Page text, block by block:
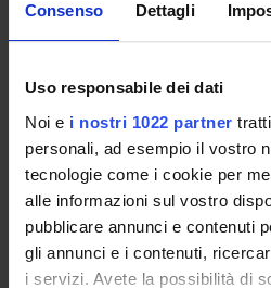
Consenso Dettagli
Uso responsabile dei dati
Noi e i nostri 1022 partner
personali, ad esempio il vostro
tecnologie come i cookie per
alle informazioni sul vostro
pubblicare annunci e contenuti
gli annunci e i contenuti,
i servizi. Avete la possibilità di
potrai ricevere notifica di tutti gli
della tua segreteria via mail e
MYUNIVR
Presentazione
Come iscriversi
Insegnamenti
Calendario didattico